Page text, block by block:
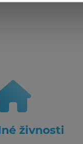
živnosti